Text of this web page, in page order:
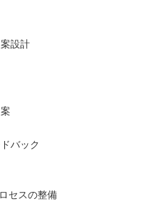
設計
バック
セスの整備